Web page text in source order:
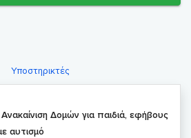
Υποστηρικτές
Ανακαίνιση Δομών για παιδιά, εφήβους
αυτισμό